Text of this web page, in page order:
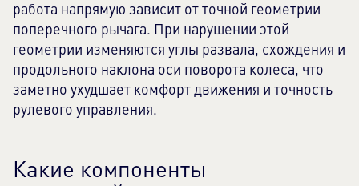
работа напрямую зависит от точной геометрии
поперечного рычага. При нарушении этой
геометрии изменяются углы развала, схождения и
продольного наклона оси поворота колеса, что
заметно ухудшает комфорт движения и точность
рулевого управления.
Какие компоненты